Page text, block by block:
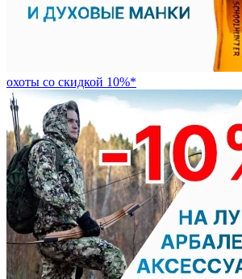
охоты со скидкой 10%*